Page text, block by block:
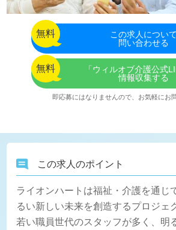
無料 この求人について
問い合わせる
無料
「ウィルオブ介護公式
情報収集する
即応募にはなりませんので、お気軽にお
この求人のポイント
ライオンハートは福祉・介護を通じ
るい新しい未来を創造するプロジェ
若い職員世代のスタッフが多く、明